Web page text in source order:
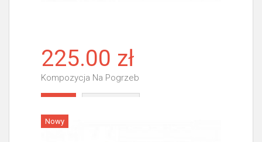
225.00 zł
Kompozycja Na Pogrzeb
Nowy